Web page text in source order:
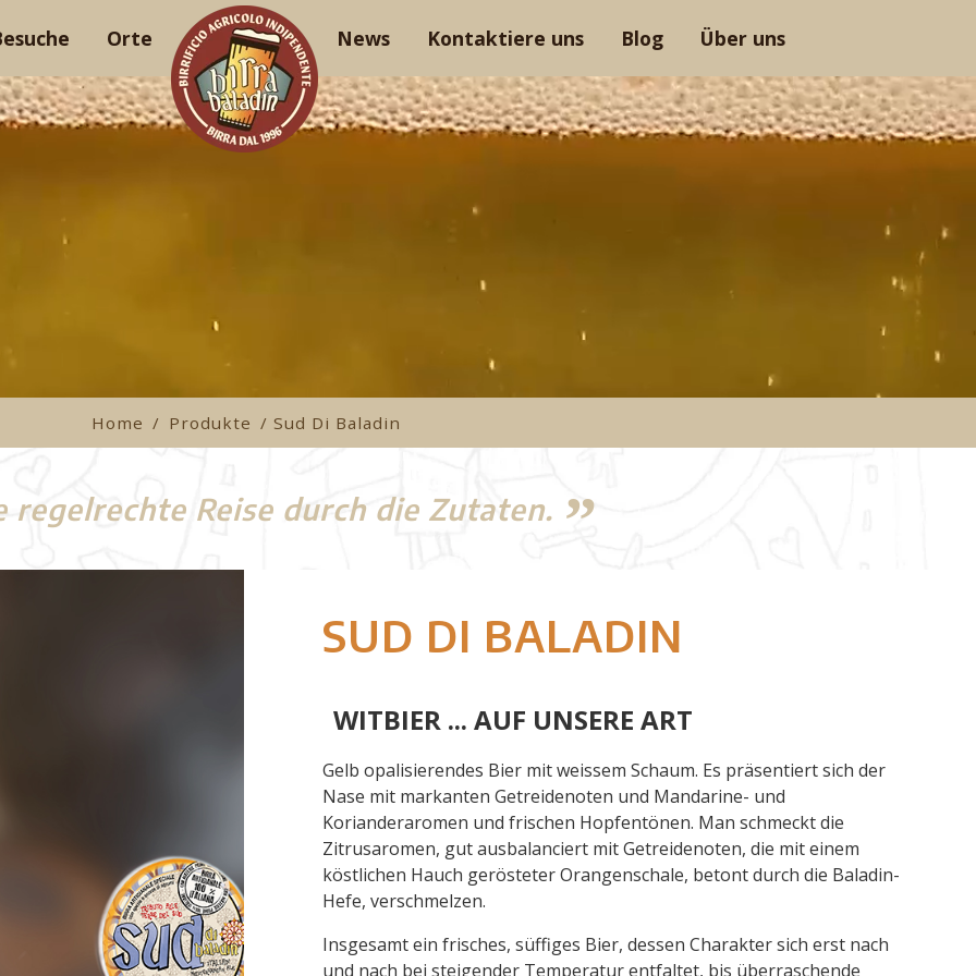
Orte News Kontaktiere uns Blog Über uns
Home / Produkte / Sud Di Baladin
regelrechte Reise durch die Zutaten.
SUD DI BALADIN
WITBIER ... AUF UNSERE ART
Gelb opalisierendes Bier mit weissem Schaum. Es präsentiert sich der
Nase mit markanten Getreidenoten und Mandarine- und
Korianderaromen und frischen Hopfentönen. Man schmeckt die
Zitrusaromen, gut ausbalanciert mit Getreidenoten, die mit einem
köstlichen Hauch gerösteter Orangenschale, betont durch die Baladin-
Hefe, verschmelzen.
Insgesamt ein frisches, süffiges Bier, dessen Charakter sich erst nach
und nach bei steigender Temperatur entfaltet, bis überraschende